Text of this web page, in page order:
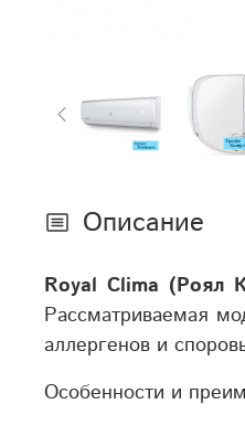
Описание
Royal Clima (Роял
Рассматриваемая
аллергенов и
Особенности и